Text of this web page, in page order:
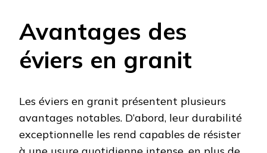
Avantages des
éviers en granit
Les éviers en granit présentent plusieurs
avantages notables. D’abord, leur durabilité
exceptionnelle les rend capables de résister